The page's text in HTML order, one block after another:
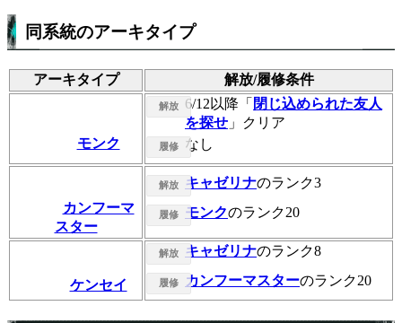
同系統のアーキタイプ
アーキタイプ 解放/履修条件
モンク
解放 6/12以降「 閉じ込められた友人
を探せ 」クリア
履修 なし
カンフーマ
スター
解放 キャゼリナのランク3
履修 モンクのランク20
ケンセイ
解放 キャゼリナのランク8
履修 カンフーマスターのランク20